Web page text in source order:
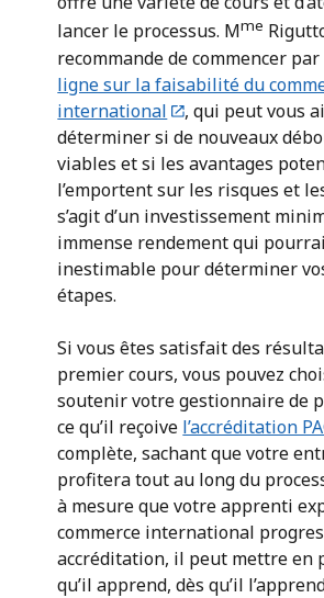
lancer le processus. Mme
recommande de commencer
ligne sur la faisabilité du
international
, qui peut vous
déterminer si de nouveaux
viables et si les avantages
l’emportent sur les risques et
s’agit d’un investissement
immense rendement qui
inestimable pour déterminer
étapes.
Si vous êtes satisfait des
premier cours, vous pouvez
soutenir votre gestionnaire de
ce qu’il reçoive l’accréditation
complète, sachant que votre
profitera tout au long du
à mesure que votre apprenti
commerce international
accréditation, il peut mettre en
qu’il apprend, dès qu’il